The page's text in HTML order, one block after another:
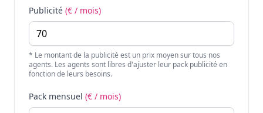
Publicité (€ / mois)
* Le montant de la publicité est un prix moyen sur tous nos
agents. Les agents sont libres d'ajuster leur pack publicité en
fonction de leurs besoins.
Pack mensuel (€ / mois)